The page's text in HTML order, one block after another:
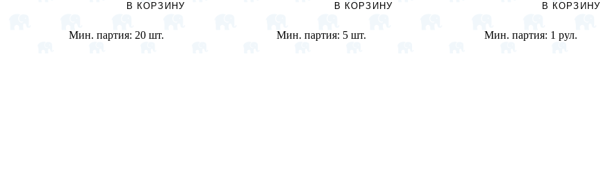
В КОРЗИНУ
Мин. партия: 20 шт.
В КОРЗИНУ
Мин. партия: 5 шт.
В КОРЗИНУ
Мин. партия: 1 рул.